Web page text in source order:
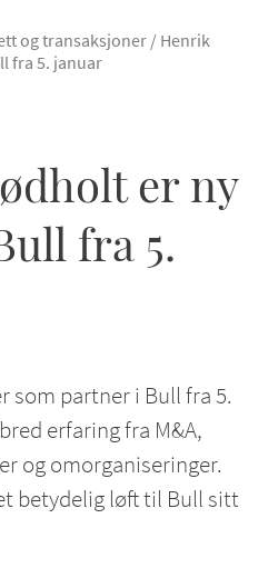
og transaksjoner / Henrik
fra 5. januar
er ny
fra 5.
som partner i Bull fra 5.
erfaring fra M&A,
og omorganiseringer.
betydelig løft til Bull sitt